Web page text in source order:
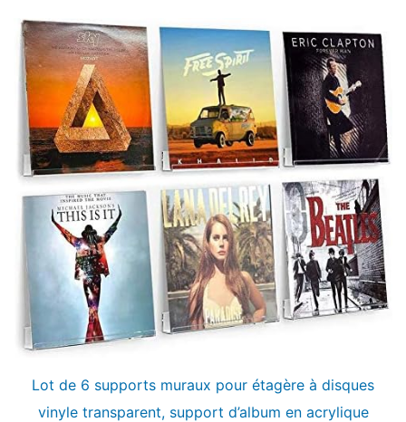
Lot de 6 supports muraux pour étagère à disques
vinyle transparent, support d’album en acrylique